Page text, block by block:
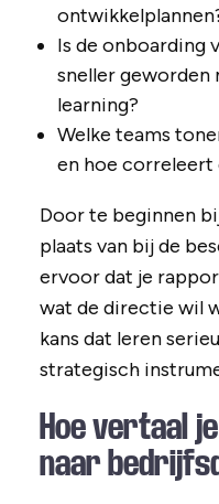
Is de onboarding
sneller geworden
learning?
Welke teams
en hoe
Door te beginnen
plaats van bij de
ervoor dat je
wat de directie wil
kans dat leren
strategisch
Hoe vertaal
naar